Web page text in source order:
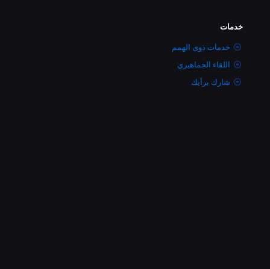
خدمات
خدمات ذوى الهمم
اللقاء الجماهيري
شارك برأيك